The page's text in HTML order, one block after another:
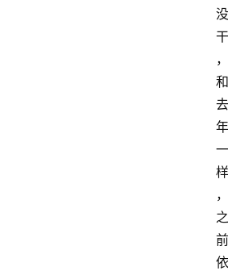
没
干
，
和
去
年
一
样
，
之
前
依